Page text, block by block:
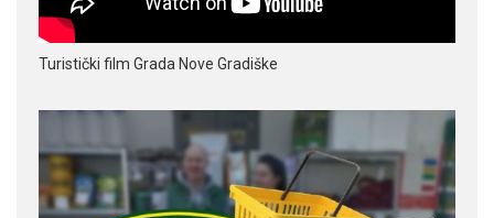
Turistički film Grada Nove Gradiške